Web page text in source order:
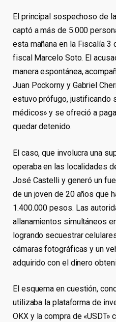
El principal sospechoso de
captó a más de 5.000
esta mañana en la Fiscalía 3
fiscal Marcelo Soto. El
manera espontánea,
Juan Pockorny y Gabriel
estuvo prófugo, justificando
médicos» y se ofreció a
quedar detenido.
El caso, que involucra una
operaba en las localidades
José Castelli y generó un
de un joven de 20 años que
1.400.000 pesos. Las
allanamientos simultáneos
logrando secuestrar
cámaras fotográficas y un
adquirido con el dinero
El esquema en cuestión,
utilizaba la plataforma de
OKX y la compra de «USDT»